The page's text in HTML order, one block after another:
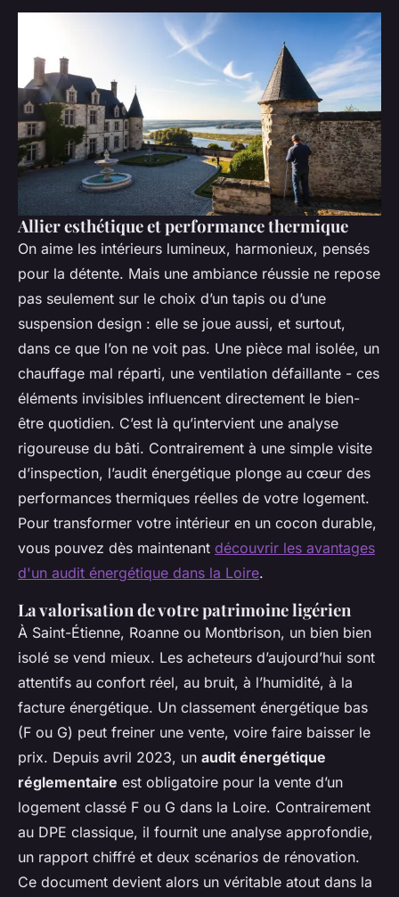
Allier esthétique et performance thermique
On aime les intérieurs lumineux, harmonieux, pensés
pour la détente. Mais une ambiance réussie ne repose
pas seulement sur le choix d’un tapis ou d’une
suspension design : elle se joue aussi, et surtout,
dans ce que l’on ne voit pas. Une pièce mal isolée, un
chauffage mal réparti, une ventilation défaillante - ces
éléments invisibles influencent directement le bien-
être quotidien. C’est là qu’intervient une analyse
rigoureuse du bâti. Contrairement à une simple visite
d’inspection, l’audit énergétique plonge au cœur des
performances thermiques réelles de votre logement.
Pour transformer votre intérieur en un cocon durable,
vous pouvez dès maintenant découvrir les avantages
d'un audit énergétique dans la Loire.
La valorisation de votre patrimoine ligérien
À Saint-Étienne, Roanne ou Montbrison, un bien bien
isolé se vend mieux. Les acheteurs d’aujourd’hui sont
attentifs au confort réel, au bruit, à l’humidité, à la
facture énergétique. Un classement énergétique bas
(F ou G) peut freiner une vente, voire faire baisser le
prix. Depuis avril 2023, un audit énergétique
réglementaire est obligatoire pour la vente d’un
logement classé F ou G dans la Loire. Contrairement
au DPE classique, il fournit une analyse approfondie,
un rapport chiffré et deux scénarios de rénovation.
Ce document devient alors un véritable atout dans la